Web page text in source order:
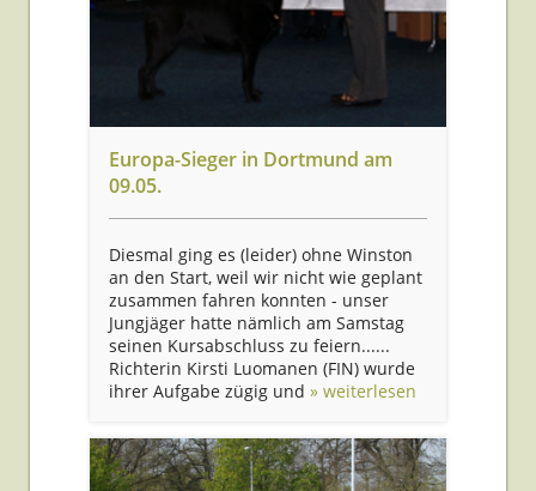
Europa-Sieger in Dortmund am
09.05.
Diesmal ging es (leider) ohne Winston
an den Start, weil wir nicht wie geplant
zusammen fahren konnten - unser
Jungjäger hatte nämlich am Samstag
seinen Kursabschluss zu feiern......
Richterin Kirsti Luomanen (FIN) wurde
ihrer Aufgabe zügig und » weiterlesen